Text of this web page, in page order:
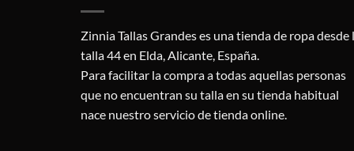
Zinnia Tallas Grandes es una tienda de ropa desde
talla 44 en Elda, Alicante, España.
Para facilitar la compra a todas aquellas personas
que no encuentran su talla en su tienda habitual
nace nuestro servicio de tienda online.